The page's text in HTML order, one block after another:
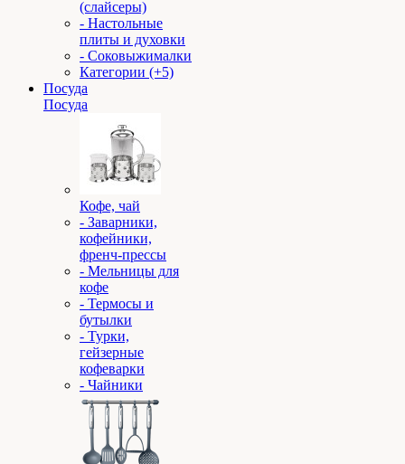
(слайсеры)
- Настольные
плиты и духовки
- Соковыжималки
Категории (+5)
Посуда
Посуда
Кофе, чай
- Заварники,
кофейники,
френч-прессы
- Мельницы для
кофе
- Термосы и
бутылки
- Турки,
гейзерные
кофеварки
- Чайники